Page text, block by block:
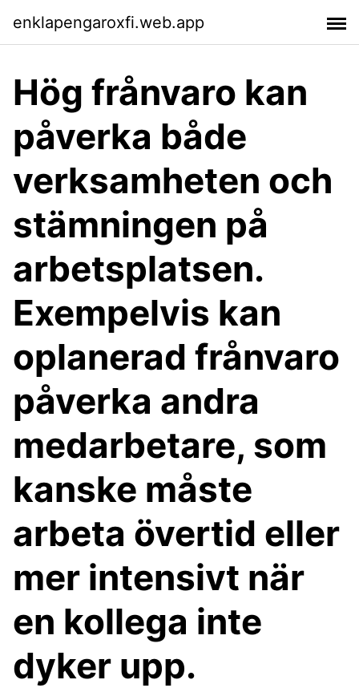
enklapengaroxfi.web.app
Hög frånvaro kan
påverka både
verksamheten och
stämningen på
arbetsplatsen.
Exempelvis kan
oplanerad frånvaro
påverka andra
medarbetare, som
kanske måste
arbeta övertid eller
mer intensivt när
en kollega inte
dyker upp.